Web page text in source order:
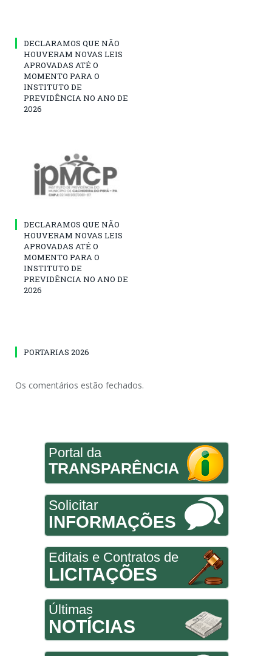
DECLARAMOS QUE NÃO
HOUVERAM NOVAS LEIS
APROVADAS ATÉ O
MOMENTO PARA O
INSTITUTO DE
PREVIDÊNCIA NO ANO DE
2026
DECLARAMOS QUE NÃO
HOUVERAM NOVAS LEIS
APROVADAS ATÉ O
MOMENTO PARA O
INSTITUTO DE
PREVIDÊNCIA NO ANO DE
2026
PORTARIAS 2026
Os comentários estão fechados.
Portal da
TRANSPARÊNCIA
Solicitar
INFORMAÇÕES
Editais e Contratos de
LICITAÇÕES
Últimas
NOTÍCIAS